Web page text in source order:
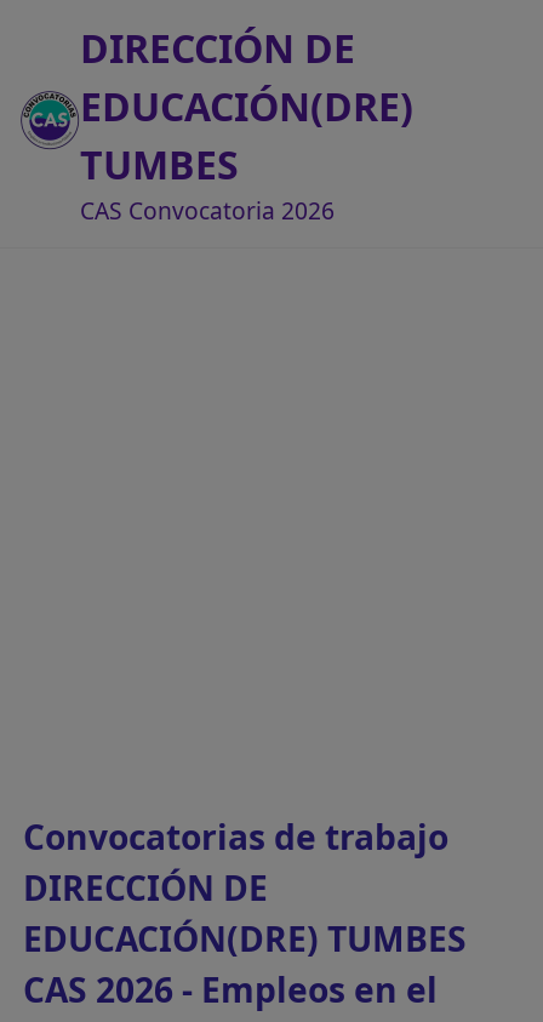
DIRECCIÓN DE
EDUCACIÓN(DRE)
TUMBES
CAS Convocatoria 2026
Convocatorias de trabajo
DIRECCIÓN DE
EDUCACIÓN(DRE) TUMBES
CAS 2026 - Empleos en el